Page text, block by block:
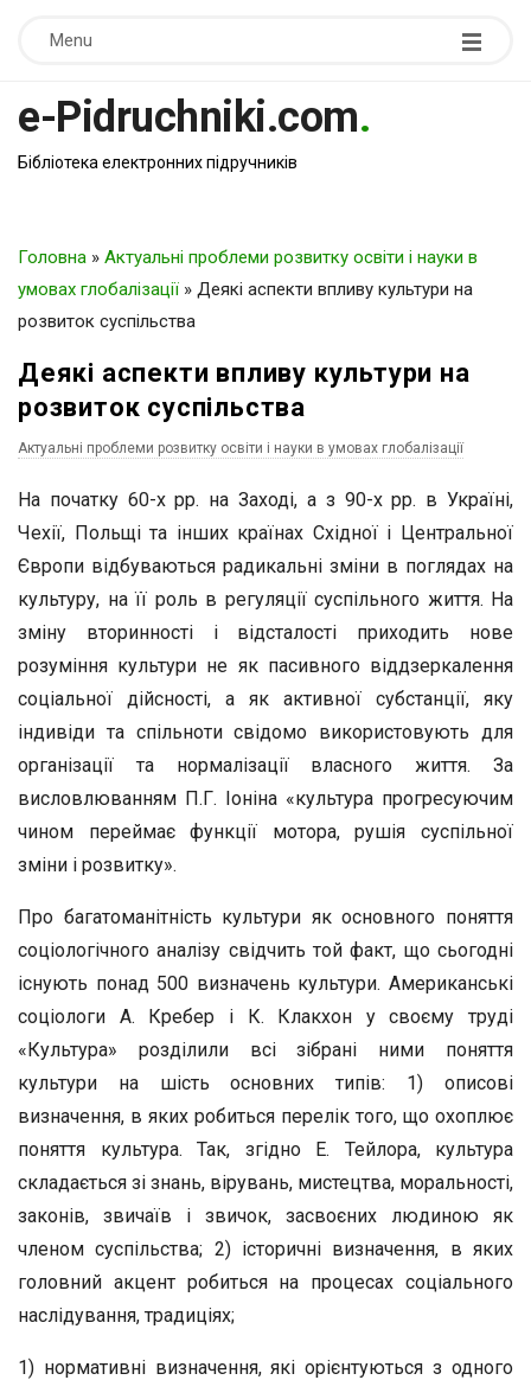
Menu
e-Pidruchniki.com.
Бібліотека електронних підручників
Головна » Актуальні проблеми розвитку освіти і науки в
умовах глобалізації » Деякі аспекти впливу культури на
розвиток суспільства
Деякі аспекти впливу культури на
розвиток суспільства
Актуальні проблеми розвитку освіти і науки в умовах глобалізації
На початку 60-х рр. на Заході, а з 90-х рр. в Україні,
Чехії, Польщі та інших країнах Східної і Центральної
Європи відбуваються радикальні зміни в поглядах на
культуру, на її роль в регуляції суспільного життя. На
зміну вторинності і відсталості приходить нове
розуміння культури не як пасивного віддзеркалення
соціальної дійсності, а як активної субстанції, яку
індивіди та спільноти свідомо використовують для
організації та нормалізації власного життя. За
висловлюванням П.Г. Іоніна «культура прогресуючим
чином переймає функції мотора, рушія суспільної
зміни і розвитку».
Про багатоманітність культури як основного поняття
соціологічного аналізу свідчить той факт, що сьогодні
існують понад 500 визначень культури. Американські
соціологи А. Кребер і К. Клакхон у своєму труді
«Культура» розділили всі зібрані ними поняття
культури на шість основних типів: 1) описові
визначення, в яких робиться перелік того, що охоплює
поняття культура. Так, згідно Е. Тейлора, культура
складається зі знань, вірувань, мистецтва, моральності,
законів, звичаїв і звичок, засвоєних людиною як
членом суспільства; 2) історичні визначення, в яких
головний акцент робиться на процесах соціального
наслідування, традиціях;
1) нормативні визначення, які орієнтуються з одного